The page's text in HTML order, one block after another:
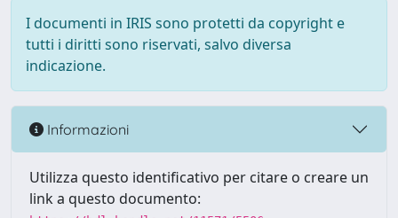
I documenti in IRIS sono protetti da copyright e
tutti i diritti sono riservati, salvo diversa
indicazione.
Informazioni
Utilizza questo identificativo per citare o creare un
link a questo documento: